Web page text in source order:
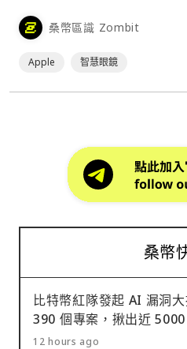
桑幣區識 Zombit
Apple 智慧眼鏡
桑幣
比特幣紅隊發起 AI 漏洞
390 個專案，揪出近
12 hours ago